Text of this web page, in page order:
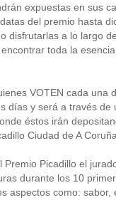
expuestas en sus
del premio hasta
disfrutarlas a lo largo
toda la
VOTEN cada una
días y será a través de
éstos irán
Ciudad de A Coruña.
Premio Picadillo el
durante los 10
aspectos como: sabor,